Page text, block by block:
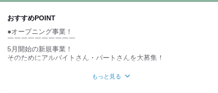
デスクワーク
お客様との対話が
少ない
力仕事が少ない
おすすめPOINT
●オープニング事業！
￣￣￣￣￣￣￣￣￣￣
5月開始の新規事業！
そのためにアルバイトさん・パートさんを大募集！
お仕事の内容はみんな初めてなので、
もっと見る